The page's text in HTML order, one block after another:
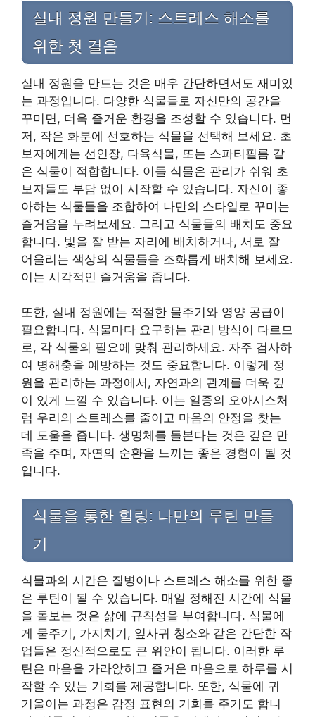
실내 정원 만들기: 스트레스 해소를
위한 첫 걸음
실내 정원을 만드는 것은 매우 간단하면서도 재미있
는 과정입니다. 다양한 식물들로 자신만의 공간을
꾸미면, 더욱 즐거운 환경을 조성할 수 있습니다. 먼
저, 작은 화분에 선호하는 식물을 선택해 보세요. 초
보자에게는 선인장, 다육식물, 또는 스파티필름 같
은 식물이 적합합니다. 이들 식물은 관리가 쉬워 초
보자들도 부담 없이 시작할 수 있습니다. 자신이 좋
아하는 식물들을 조합하여 나만의 스타일로 꾸미는
즐거움을 누려보세요. 그리고 식물들의 배치도 중요
합니다. 빛을 잘 받는 자리에 배치하거나, 서로 잘
어울리는 색상의 식물들을 조화롭게 배치해 보세요.
이는 시각적인 즐거움을 줍니다.
또한, 실내 정원에는 적절한 물주기와 영양 공급이
필요합니다. 식물마다 요구하는 관리 방식이 다르므
로, 각 식물의 필요에 맞춰 관리하세요. 자주 검사하
여 병해충을 예방하는 것도 중요합니다. 이렇게 정
원을 관리하는 과정에서, 자연과의 관계를 더욱 깊
이 있게 느낄 수 있습니다. 이는 일종의 오아시스처
럼 우리의 스트레스를 줄이고 마음의 안정을 찾는
데 도움을 줍니다. 생명체를 돌본다는 것은 깊은 만
족을 주며, 자연의 순환을 느끼는 좋은 경험이 될 것
입니다.
식물을 통한 힐링: 나만의 루틴 만들
기
식물과의 시간은 질병이나 스트레스 해소를 위한 좋
은 루틴이 될 수 있습니다. 매일 정해진 시간에 식물
을 돌보는 것은 삶에 규칙성을 부여합니다. 식물에
게 물주기, 가지치기, 잎사귀 청소와 같은 간단한 작
업들은 정신적으로도 큰 위안이 됩니다. 이러한 루
틴은 마음을 가라앉히고 즐거운 마음으로 하루를 시
작할 수 있는 기회를 제공합니다. 또한, 식물에 귀
기울이는 과정은 감정 표현의 기회를 주기도 합니